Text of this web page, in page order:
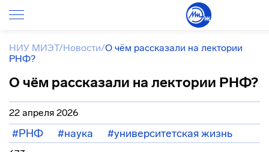
НИУ МИЭТ/Новости/О чём рассказали на лектории
РНФ?
О чём рассказали на лектории РНФ?
22 апреля 2026
#РНФ #наука #университетская жизнь